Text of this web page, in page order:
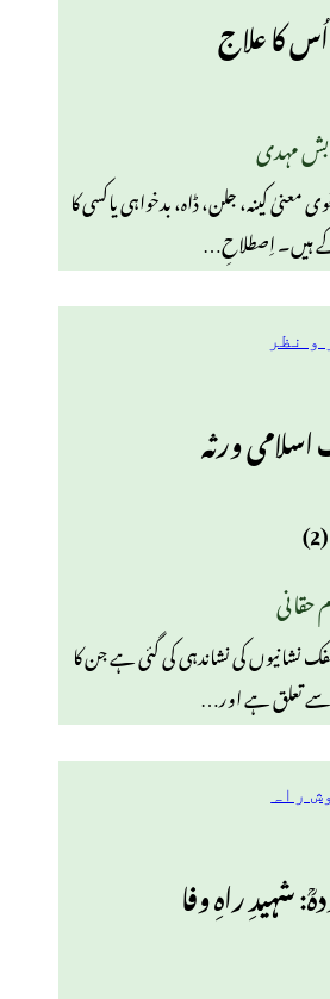
کا علاج
مہدی
کینہ، جلن، ڈاہ، بدخواہی یاکسی کا
ہیں۔ اِصطلاحِ…
و نظر
ورثہ
(2)
حقانی
نشانیوں کی نشاندہی کی گئی ہے جن کا
تعلق ہے اور…
راہ
شہیدِ راہِ وفا